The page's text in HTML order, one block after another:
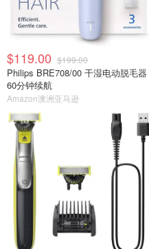
$119.00 $199.00
Philips BRE708/00 干湿电动脱毛器
60分钟续航
Amazon澳洲亚马逊